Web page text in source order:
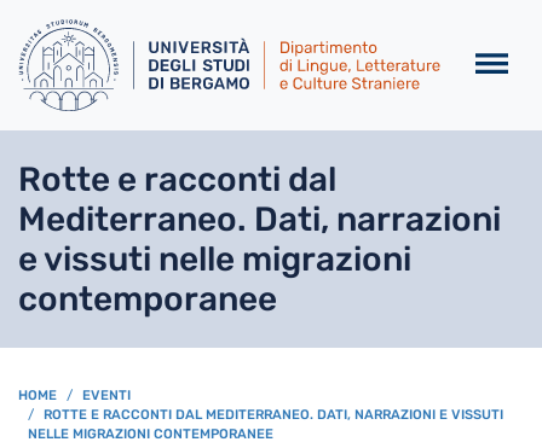
Rotte e racconti dal
Mediterraneo. Dati, narrazioni
e vissuti nelle migrazioni
contemporanee
BREADCRUMB
HOME
EVENTI
ROTTE E RACCONTI DAL MEDITERRANEO. DATI, NARRAZIONI E VISSUTI
NELLE MIGRAZIONI CONTEMPORANEE